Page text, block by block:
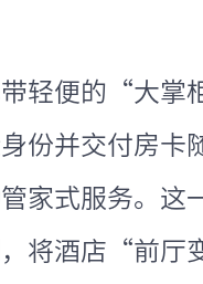
轻便的“大掌
份并交付房
家式服务。这
将酒店“前厅